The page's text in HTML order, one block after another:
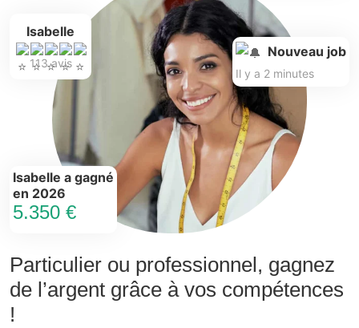
Particulier ou professionnel, gagnez
de l’argent grâce à vos compétences
!
Isabelle
113 avis
Isabelle a gagné
en 2026
5.350 €
Nouveau job
Il y a 2 minutes